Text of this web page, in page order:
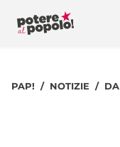
PAP! NOTIZIE